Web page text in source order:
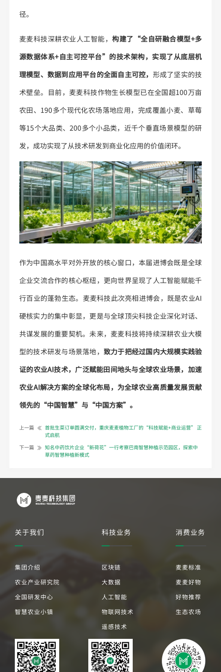
径。
麦麦科技深耕农业人工智能，构建了“全自研融合模型+多
源数据体系+自主可控平台”的技术架构，实现了从底层机
理模型、数据到应用平台的全面自主可控， 形成了坚实的技
术壁垒。目前，麦麦科技作物生长模型已在全国超100万亩
农田、190多个现代化农场落地应用，完成覆盖小麦、草莓
等15个大品类、200多个小品类，近千个垂直场景模型的研
发，成功实现了从技术研发到商业化应用的价值闭环。
作为中国高水平对外开放的核心窗口，本届进博会既是全球
企业交流合作的核心枢纽，更向世界呈现了人工智能赋能千
行百业的蓬勃生态。麦麦科技此次亮相进博会，既是农业AI
硬核实力的集中彰显，更是与全球顶尖科技企业深化对话、
共谋发展的重要契机。未来，麦麦科技将持续深耕农业大模
型的技术研发与场景落地， 致力于把经过国内大规模实践验
证的农业AI技术，广泛赋能田间地头与全球农业场景，加速
农业AI解决方案的全球化布局，为全球农业高质量发展贡献
领先的“中国智慧”与“中国方案”。
上一篇
首批生菜订单圆满交付，重庆麦麦植物工厂的“科技赋能+商业运营” 正
式启航
下一篇
知名中药饮片企业“新荷花”一行考察巴南智慧种植示范园区，探索中
草药智慧种植新模式
关于我们
集团介绍
农业产业研究院
全国研发中心
智慧农业小镇
科技业务
区块链
大数据
人工智能
物联网技术
遥感技术
消费业务
麦麦标准
麦麦好物
好物推荐
生态农场